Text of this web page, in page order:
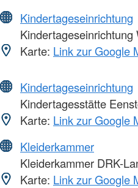
Kindertageseinrichtung
Kindertageseinrichtung
Karte: Link zur Google
Kindertageseinrichtung
Kindertagesstätte
Karte: Link zur Google
Kleiderkammer
Kleiderkammer DRK-
Karte: Link zur Google